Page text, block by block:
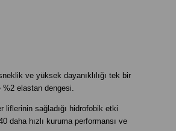
ve yüksek dayanıklılığı tek bir
elastan dengesi.
liflerinin sağladığı hidrofobik etki
daha hızlı kuruma performansı ve